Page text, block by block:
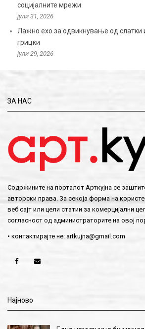
социјалните мрежи
јули 31, 2026
Лажно ехо за одвикнување од слатки
грицки
јули 29, 2026
ЗА НАС
Содржините на порталот Арткујна се
авторски права. За секоја форма на
веб сајт или цели статии за комерцијални
согласност од администраторите на овој
• контактирајте не: artkujna@gmail.com
Најново